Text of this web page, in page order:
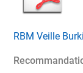
RBM Veille